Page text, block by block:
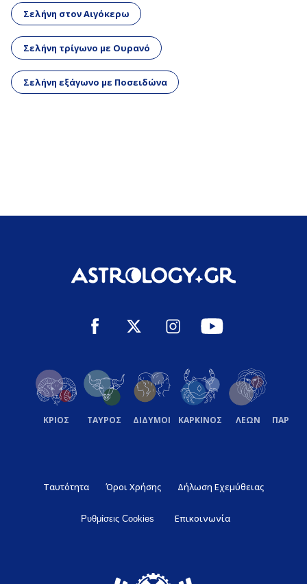
Σελήνη στον Αιγόκερω
Σελήνη τρίγωνο με Ουρανό
Σελήνη εξάγωνο με Ποσειδώνα
ΚΡΙΟΣ ΤΑΥΡΟΣ ΔΙΔΥΜΟΙ ΚΑΡΚΙΝΟΣ ΛΕΩΝ
Ταυτότητα Όροι Χρήσης Δήλωση Εχεμύθειας
Ρυθμίσεις Cookies Επικοινωνία